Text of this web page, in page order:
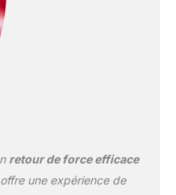
embrayage
comme
véritable voiture de
directement à
de la manette (jeux
commandes de
Xbox Series
retour de force efficace
une expérience de